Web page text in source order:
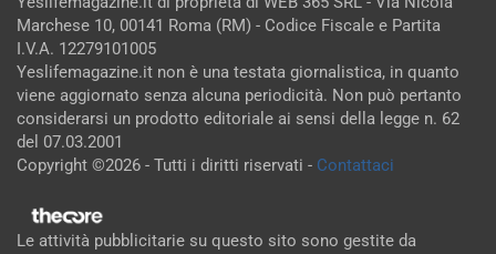
Marchese 10, 00141 Roma (RM) - Codice Fiscale e Partita
I.V.A. 12279101005
Yeslifemagazine.it non è una testata giornalistica, in quanto
viene aggiornato senza alcuna periodicità. Non può pertanto
considerarsi un prodotto editoriale ai sensi della legge n. 62
del 07.03.2001
Copyright ©2026 - Tutti i diritti riservati - Contattaci
Le attività pubblicitarie su questo sito sono gestite da